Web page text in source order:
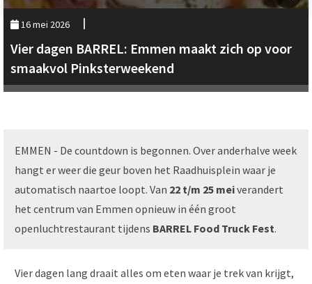
16 mei 2026
Vier dagen BARREL: Emmen maakt zich op voor
smaakvol Pinksterweekend
EMMEN - De countdown is begonnen. Over anderhalve week
hangt er weer die geur boven het Raadhuisplein waar je
automatisch naartoe loopt. Van 22 t/m 25 meiverandert
het centrum van Emmen opnieuw in één groot
openluchtrestaurant tijdens BARREL Food Truck Fest.
Vier dagen lang draait alles om eten waar je trek van krijgt,